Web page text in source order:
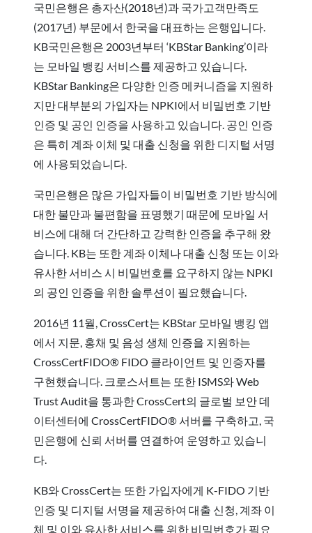
국민은행은 총자산(2018년)과 국가고객만족도
(2017년) 부문에서 한국을 대표하는 은행입니다.
KB국민은행은 2003년부터 ‘KBStar Banking’이라
는 모바일 뱅킹 서비스를 제공하고 있습니다.
KBStar Banking은 다양한 인증 메커니즘을 지원하
지만 대부분의 가입자는 NPKI에서 비밀번호 기반
인증 및 공인 인증을 사용하고 있습니다. 공인 인증
은 특히 계좌 이체 및 대출 신청을 위한 디지털 서명
에 사용되었습니다.
국민은행은 많은 가입자들이 비밀번호 기반 방식에
대한 불만과 불편함을 표명했기 때문에 모바일 서
비스에 대해 더 간단하고 강력한 인증을 추구해 왔
습니다. KB는 또한 계좌 이체나 대출 신청 또는 이와
유사한 서비스 시 비밀번호를 요구하지 않는 NPKI
의 공인 인증을 위한 솔루션이 필요했습니다.
2016년 11월, CrossCert는 KBStar 모바일 뱅킹 앱
에서 지문, 홍채 및 음성 생체 인증을 지원하는
CrossCertFIDO® FIDO 클라이언트 및 인증자를
구현했습니다. 크로스서트는 또한 ISMS와 Web
Trust Audit을 통과한 CrossCert의 글로벌 보안 데
이터센터에 CrossCertFIDO® 서버를 구축하고, 국
민은행에 신뢰 서버를 연결하여 운영하고 있습니
다.
KB와 CrossCert는 또한 가입자에게 K-FIDO 기반
인증 및 디지털 서명을 제공하여 대출 신청, 계좌 이
체 및 이와 유사한 서비스를 위한 비밀번호가 필요